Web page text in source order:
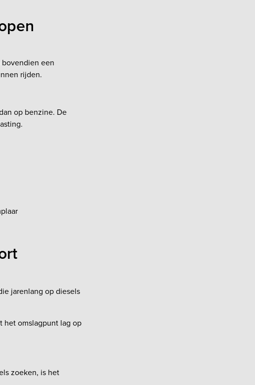
een
rijden.
op benzine. De
jarenlang op diesels
het omslagpunt lag op
zoeken, is het